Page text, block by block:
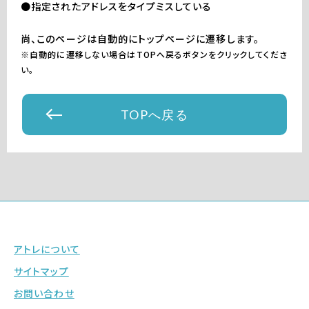
●指定されたアドレスをタイプミスしている
尚、このページは自動的にトップページに遷移します。
※自動的に遷移しない場合はTOPへ戻るボタンをクリックしてくださ
い。
TOPへ戻る
アトレについて
サイトマップ
お問い合わせ